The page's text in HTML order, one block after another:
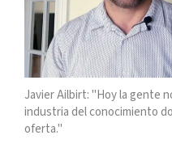
Javier Ailbirt: "Hoy la gente
industria del conocimiento
oferta."